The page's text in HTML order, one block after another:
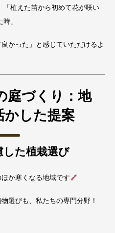
植えた苗から初めて花が咲い
」
かった」と感じていただけるよ
庭づくり：地
かした提案
た植栽選び
か寒くなる地域です
選びも、私たちの専門分野！